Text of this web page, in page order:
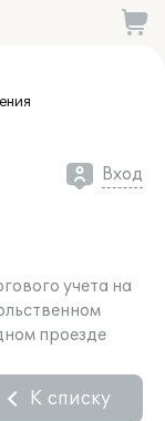
Вход
учета на
проезде
К списку